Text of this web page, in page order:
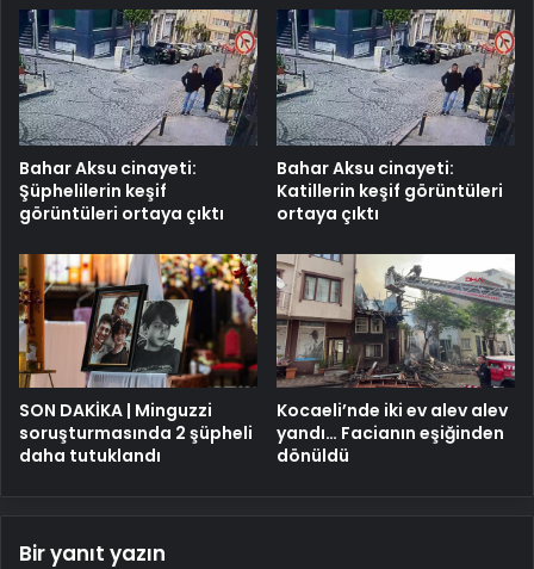
Bahar Aksu cinayeti:
Şüphelilerin keşif
görüntüleri ortaya çıktı
Bahar Aksu cinayeti:
Katillerin keşif görüntüleri
ortaya çıktı
SON DAKİKA | Minguzzi
soruşturmasında 2 şüpheli
daha tutuklandı
Kocaeli’nde iki ev alev alev
yandı… Facianın eşiğinden
dönüldü
Bir yanıt yazın